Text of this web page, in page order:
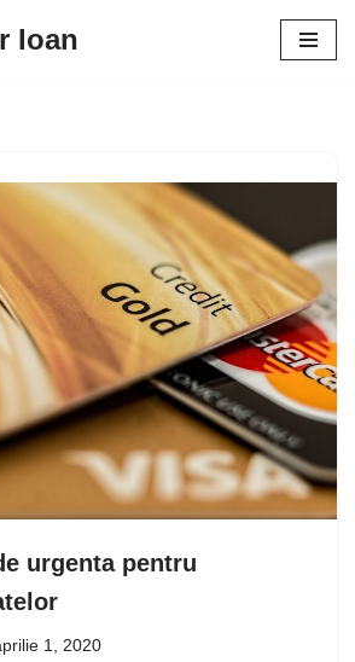
Ioan
urgenta pentru
1, 2020